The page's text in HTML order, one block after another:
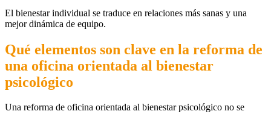
El bienestar individual se traduce en relaciones más sanas y una
mejor dinámica de equipo.
Qué elementos son clave en la reforma de
una oficina orientada al bienestar
psicológico
Una reforma de oficina orientada al bienestar psicológico no se